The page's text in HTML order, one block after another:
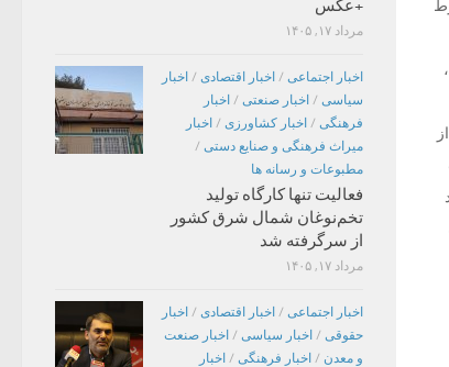
+عکس
مرداد ۱۷, ۱۴۰۵
اخبار اجتماعی / اخبار اقتصادی / اخبار
سیاسی / اخبار صنعتی / اخبار
فرهنگی / اخبار کشاورزی / اخبار
میراث فرهنگی و صنایع دستی /
مطبوعات و رسانه ها
فعالیت تنها کارگاه تولید
تخم‌نوغان شمال شرق کشور
از سرگرفته شد
مرداد ۱۷, ۱۴۰۵
اخبار اجتماعی / اخبار اقتصادی / اخبار
حقوقی / اخبار سیاسی / اخبار صنعت
و معدن / اخبار فرهنگی / اخبار